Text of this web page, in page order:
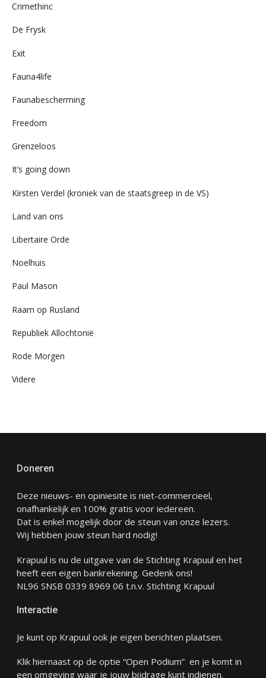
Crimethinc
De Frysk
Exit
Fauna4life
Faunabescherming
Freedom
Grenzeloos
It’s going down
Kirsten Verdel (kroniek van de staatsgreep in de VS)
Land van ons
Libertaire Orde
Noelhuis
Paul Mason
Raam op Rusland
Republiek Allochtonië
Rode Morgen
Videre
Doneren
Deze nieuws- en opiniesite is niet-commercieel,
onafhankelijk en 100% gratis voor iedereen.
Dat is enkel mogelijk door de steun van onze lezers.
Wij hebben jouw steun hard nodig!
Krapuul is nu de uitgave van de Stichting Krapuul en het
heeft een eigen bankrekening. Gedenk ons!
NL96 SNSB 0339 8969 06 t.n.v. Stichting Krapuul
Interactie
Je kunt op Krapuul ook je eigen berichten plaatsen.
Klik hiernaast op de optie “Open Podium” en je komt in
een omgeving waar je jouw bijdrage kunt indienen.